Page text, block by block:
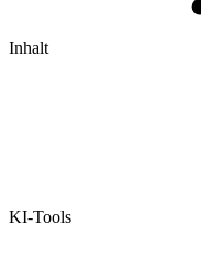
Inhalt
KI-Tools